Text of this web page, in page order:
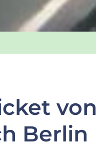
von
Berlin